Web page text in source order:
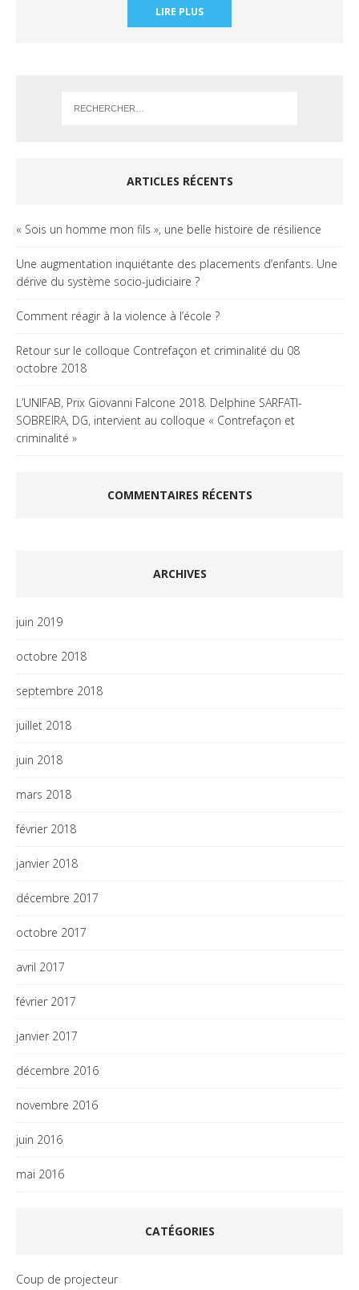
LIRE PLUS
ARTICLES RÉCENTS
« Sois un homme mon fils », une belle histoire de résilience
Une augmentation inquiétante des placements d’enfants. Une
dérive du système socio-judiciaire ?
Comment réagir à la violence à l’école ?
Retour sur le colloque Contrefaçon et criminalité du 08
octobre 2018
L’UNIFAB, Prix Giovanni Falcone 2018. Delphine SARFATI-
SOBREIRA, DG, intervient au colloque « Contrefaçon et
criminalité »
COMMENTAIRES RÉCENTS
ARCHIVES
juin 2019
octobre 2018
septembre 2018
juillet 2018
juin 2018
mars 2018
février 2018
janvier 2018
décembre 2017
octobre 2017
avril 2017
février 2017
janvier 2017
décembre 2016
novembre 2016
juin 2016
mai 2016
CATÉGORIES
Coup de projecteur